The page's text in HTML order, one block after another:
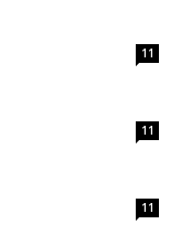
11
11
11